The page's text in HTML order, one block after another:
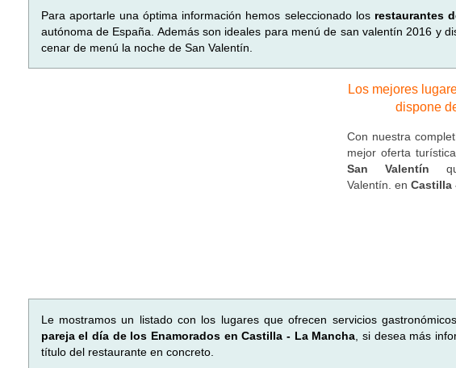
Para aportarle una óptima información hemos seleccionado los restaurantes
autónoma de España. Además son ideales para menú de san valentín 2016 y
cenar de menú la noche de San Valentín.
Los mejores
dispone
Con nuestra
mejor oferta
San Valentín
Valentín. en Castilla
Le mostramos un listado con los lugares que ofrecen servicios
pareja el día de los Enamorados en Castilla - La Mancha , si desea más
título del restaurante en concreto.